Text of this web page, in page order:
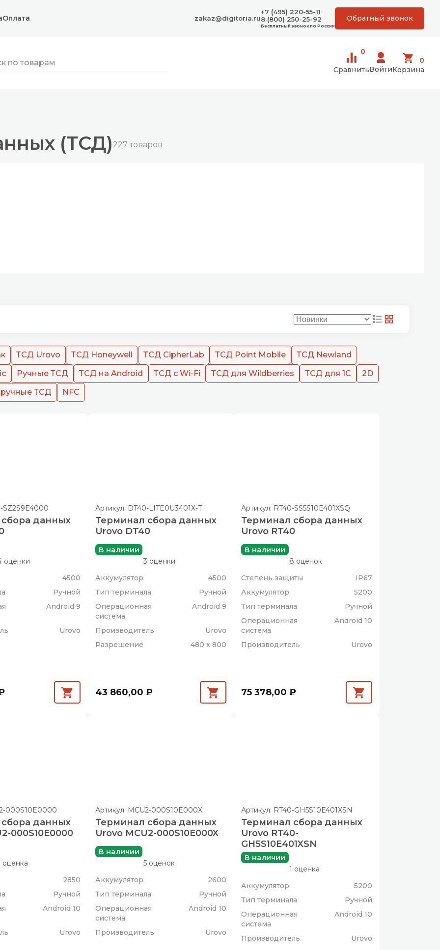
Оплата zakaz@digitoria.ru
+7 (495) 220-55-11
8 (800) 250-25-92
Бесплатный звонок по России
Обратный звонок
0
СравнитьВойти
0
Корзина
(ТСД) 227 товаров
ТСД Urovo ТСД Honeywell ТСД CipherLab ТСД Point Mobile
ТСД Newland
Ручные ТСД ТСД на Android ТСД с Wi-Fi ТСД для Wildberries ТСД для 1С
2D
ТСД NFC
SZ2S9E4000
данных
оценки
4500
Ручной
Android 9
Urovo
Артикул: DT40-LITE0U3401X-T
Терминал сбора данных
Urovo DT40
В наличии
3 оценки
Аккумулятор
4500
Тип терминала
Ручной
Операционная
система
Android 9
Производитель
Urovo
Разрешение
480 x 800
43 860,00 ₽
Артикул: RT40-SS5S10E401XSQ
Терминал сбора данных
Urovo RT40
В наличии
8 оценок
Степень защиты
IP67
Аккумулятор
5200
Тип терминала
Ручной
Операционная
система
Android 10
Производитель Urovo
75 378,00 ₽
000S10E0000
данных
000S10E0000
оценка
2850
Ручной
Android 10
Urovo
Артикул: MCU2-000S10E000X
Терминал сбора данных
Urovo MCU2-000S10E000X
В наличии
5 оценок
Аккумулятор
2600
Тип терминала
Ручной
Операционная
система
Android 10
Производитель Urovo
Артикул: RT40-GH5S10E401XSN
Терминал сбора данных
Urovo RT40-
GH5S10E401XSN
В наличии
1 оценка
Аккумулятор
5200
Тип терминала
Ручной
Операционная
система
Android 10
Производитель Urovo